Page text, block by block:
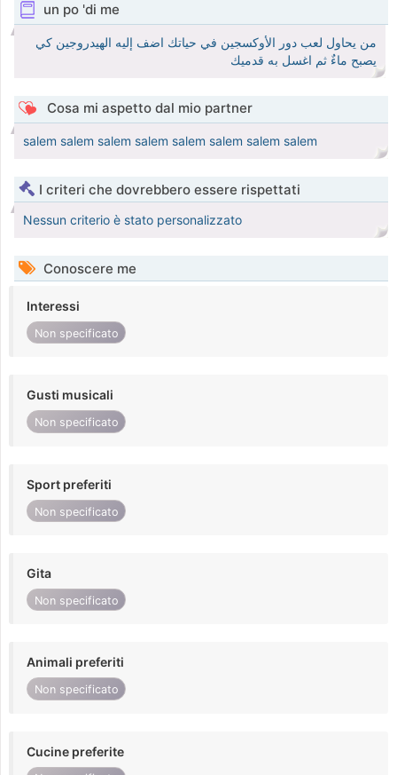
un po 'di me
من يحاول لعب دور الأوكسجين في حياتك اضف إليه الهيدروجين كي
يصبح ماءٌ ثم اغسل به قدميك
Cosa mi aspetto dal mio partner
salem salem salem salem salem salem salem salem
I criteri che dovrebbero essere rispettati
Nessun criterio è stato personalizzato
Conoscere me
Interessi
Non specificato
Gusti musicali
Non specificato
Sport preferiti
Non specificato
Gita
Non specificato
Animali preferiti
Non specificato
Cucine preferite